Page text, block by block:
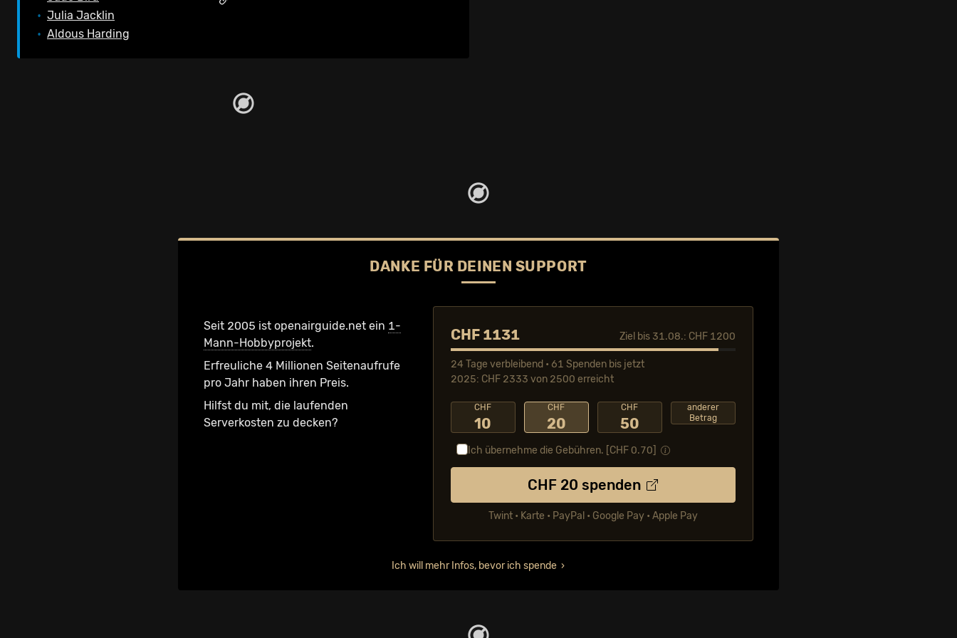
• Julia Jacklin
• Aldous Harding
DANKE FÜR DEINEN SUPPORT
Seit 2005 ist openairguide.net ein 1-
Mann-Hobbyprojekt.
Erfreuliche 4 Millionen Seiten­aufrufe
pro Jahr haben ihren Preis.
Hilfst du mit, die laufenden
Serverkosten zu decken?
CHF 1131 Ziel bis 31.08.: CHF 1200
24 Tage verbleibend • 61 Spenden bis jetzt
2025: CHF 2333 von 2500 erreicht
CHF
10
CHF
20
CHF
50
anderer
Betrag
Ich übernehme die Gebühren. [CHF0.70
CHF 20 spenden
Twint • Karte • PayPal • Google Pay • Apple Pay
Ich will mehr Infos, bevor ich spende